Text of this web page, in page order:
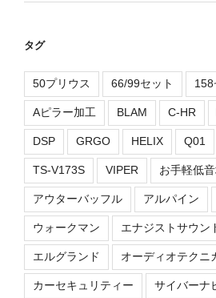
タグ
50プリウス 66/99セット 158
Aピラー加工 BLAM C-HR
DSP GRGO HELIX Q01
TS-V173S VIPER お手軽低
アウターバッフル アルパイン
ウォークマン エナジストサウン
エルグランド オーディオテクニ
カーセキュリティー サイバーナ